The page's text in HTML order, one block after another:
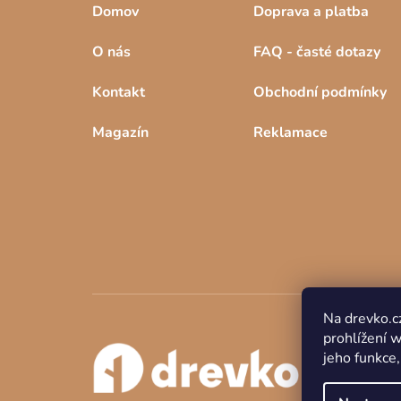
Na
prohlížení
jeho
Domov
O nás
Kontakt
Magazín
Doprava a platba
FAQ - časté dotazy
Obchodní podmínky
Reklamace